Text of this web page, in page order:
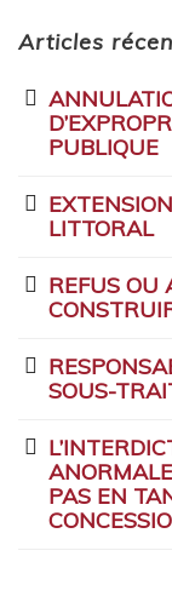
Articles
PUBLIQUE
LITTORAL
REFUS OU
SOUS-
PAS EN